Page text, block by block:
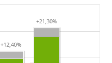
+12,40%
+12,40%
+21,30%
+21,30%